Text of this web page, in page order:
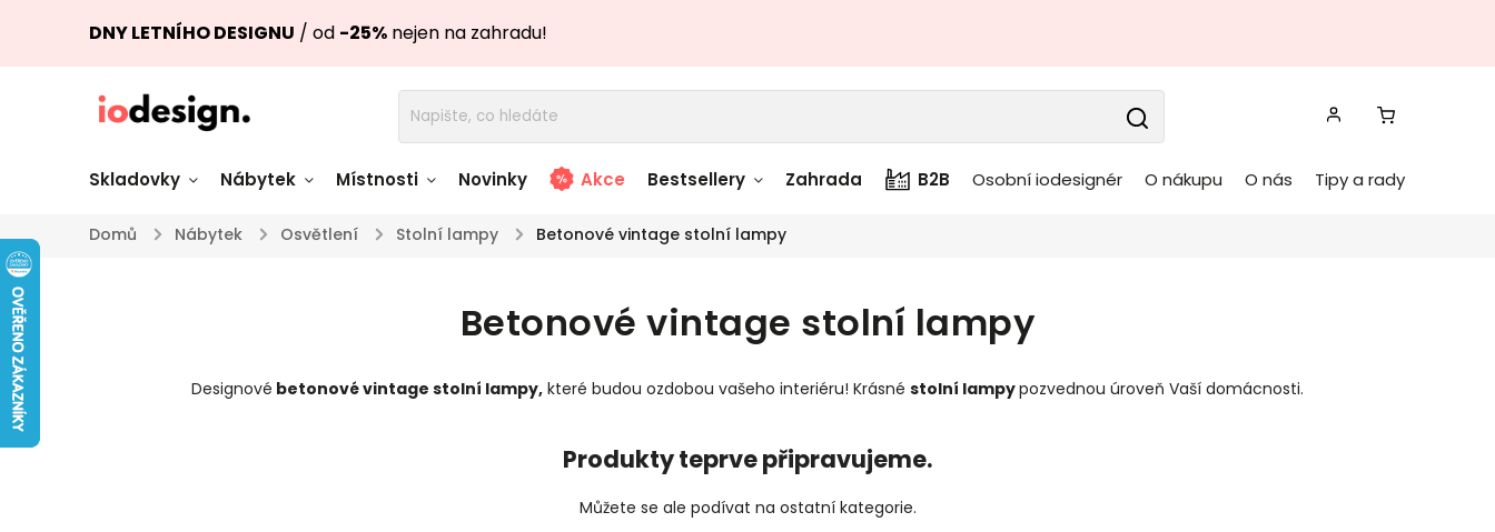
DNY LETNÍHO DESIGNU / od -25% nejen na zahradu!
Skladovky
Židle skladem Stoly skladem Stolky skladem
Úložné prostory
skladem
Zahradní nábytek
skladem
Světla skladem
Doplňky a
Nábytek Místnosti Novinky Akce Bestsellery Zahrada B2B Osobní iodesignér O nákupu O nás Tipy a rady
Domů / Nábytek / Osvětlení / Stolní lampy / Betonové vintage stolní lampy
Betonové vintage stolní lampy
Designové betonové vintage stolní lampy, které budou ozdobou vašeho interiéru! Krásné stolní lampypozvednou úroveň Vaší domácnosti.
Produkty teprve připravujeme.
Můžete se ale podívat na ostatní kategorie.